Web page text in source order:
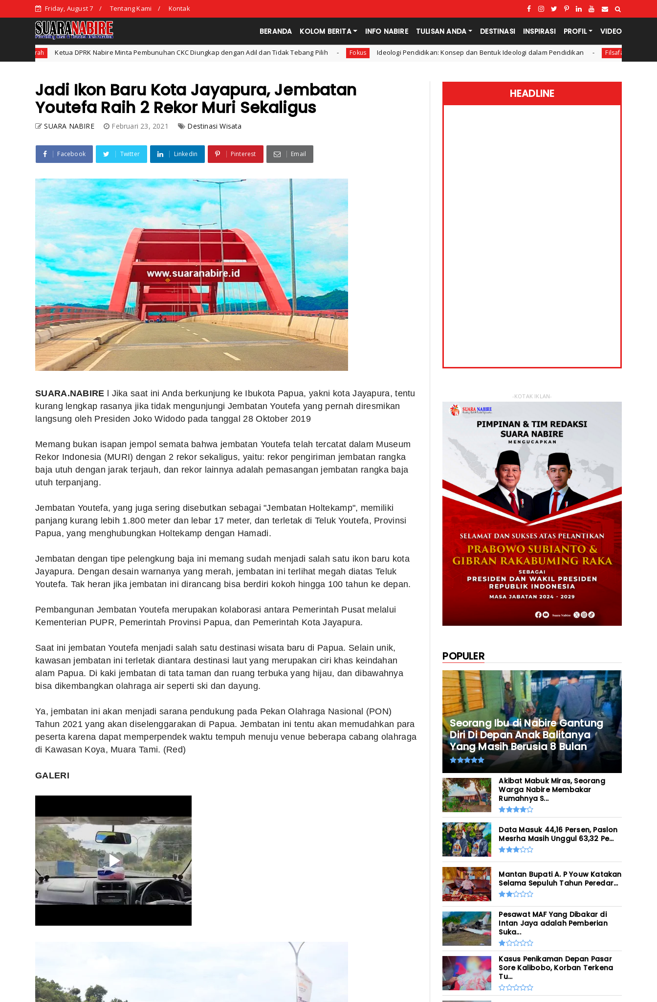
Friday, August 7 Tentang Kami Kontak
BERANDA KOLOM BERITA INFO NABIRE TULISAN ANDA DESTINASI INSPIRASI PROFIL VIDEO
Nabire Minta Pembunuhan CKC Diungkap dengan Adil dan Tidak Tebang Pilih Fokus Ideologi Pendidikan: Konsep dan Bentuk Ideologi dalam Pendidikan Filsafat Apa itu Penalaran Induksi dan
Jadi Ikon Baru Kota Jayapura, Jembatan
Youtefa Raih 2 Rekor Muri Sekaligus
SUARA NABIRE Februari 23, 2021 Destinasi Wisata
Facebook Twitter Linkedin Pinterest Email
SUARA.NABIRE l Jika saat ini Anda berkunjung ke Ibukota Papua, yakni kota Jayapura, tentu
kurang lengkap rasanya jika tidak mengunjungi Jembatan Youtefa yang pernah diresmikan
langsung oleh Presiden Joko Widodo pada tanggal 28 Oktober 2019
Memang bukan isapan jempol semata bahwa jembatan Youtefa telah tercatat dalam Museum
Rekor Indonesia (MURI) dengan 2 rekor sekaligus, yaitu: rekor pengiriman jembatan rangka
baja utuh dengan jarak terjauh, dan rekor lainnya adalah pemasangan jembatan rangka baja
utuh terpanjang.
Jembatan Youtefa, yang juga sering disebutkan sebagai "Jembatan Holtekamp", memiliki
panjang kurang lebih 1.800 meter dan lebar 17 meter, dan terletak di Teluk Youtefa, Provinsi
Papua, yang menghubungkan Holtekamp dengan Hamadi.
Jembatan dengan tipe pelengkung baja ini memang sudah menjadi salah satu ikon baru kota
Jayapura. Dengan desain warnanya yang merah, jembatan ini terlihat megah diatas Teluk
Youtefa. Tak heran jika jembatan ini dirancang bisa berdiri kokoh hingga 100 tahun ke depan.
Pembangunan Jembatan Youtefa merupakan kolaborasi antara Pemerintah Pusat melalui
Kementerian PUPR, Pemerintah Provinsi Papua, dan Pemerintah Kota Jayapura.
Saat ini jembatan Youtefa menjadi salah satu destinasi wisata baru di Papua. Selain unik,
kawasan jembatan ini terletak diantara destinasi laut yang merupakan ciri khas keindahan
alam Papua. Di kaki jembatan di tata taman dan ruang terbuka yang hijau, dan dibawahnya
bisa dikembangkan olahraga air seperti ski dan dayung.
Ya, jembatan ini akan menjadi sarana pendukung pada Pekan Olahraga Nasional (PON)
Tahun 2021 yang akan diselenggarakan di Papua. Jembatan ini tentu akan memudahkan para
peserta karena dapat memperpendek waktu tempuh menuju venue beberapa cabang olahraga
di Kawasan Koya, Muara Tami. (Red)
GALERI
HEADLINE
-KOTAK IKLAN-
POPULER
Seorang Ibu di Nabire Gantung
Diri Di Depan Anak Balitanya
Yang Masih Berusia 8 Bulan
Akibat Mabuk Miras, Seorang
Warga Nabire Membakar
Rumahnya S...
Data Masuk 44,16 Persen, Paslon
Mesrha Masih Unggul 63,32 Pe...
Mantan Bupati A. P Youw Katakan
Selama Sepuluh Tahun Peredar...
Pesawat MAF Yang Dibakar di
Intan Jaya adalah Pemberian
Suka...
Kasus Penikaman Depan Pasar
Sore Kalibobo, Korban Terkena
Tu...